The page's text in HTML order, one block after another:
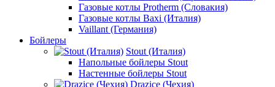
Газовые котлы Protherm (Словакия)
Газовые котлы Baxi (Италия)
Vaillant (Германия)
Бойлеры
Stout (Италия)
Напольные бойлеры Stout
Настенные бойлеры Stout
Drazice (Чехия)